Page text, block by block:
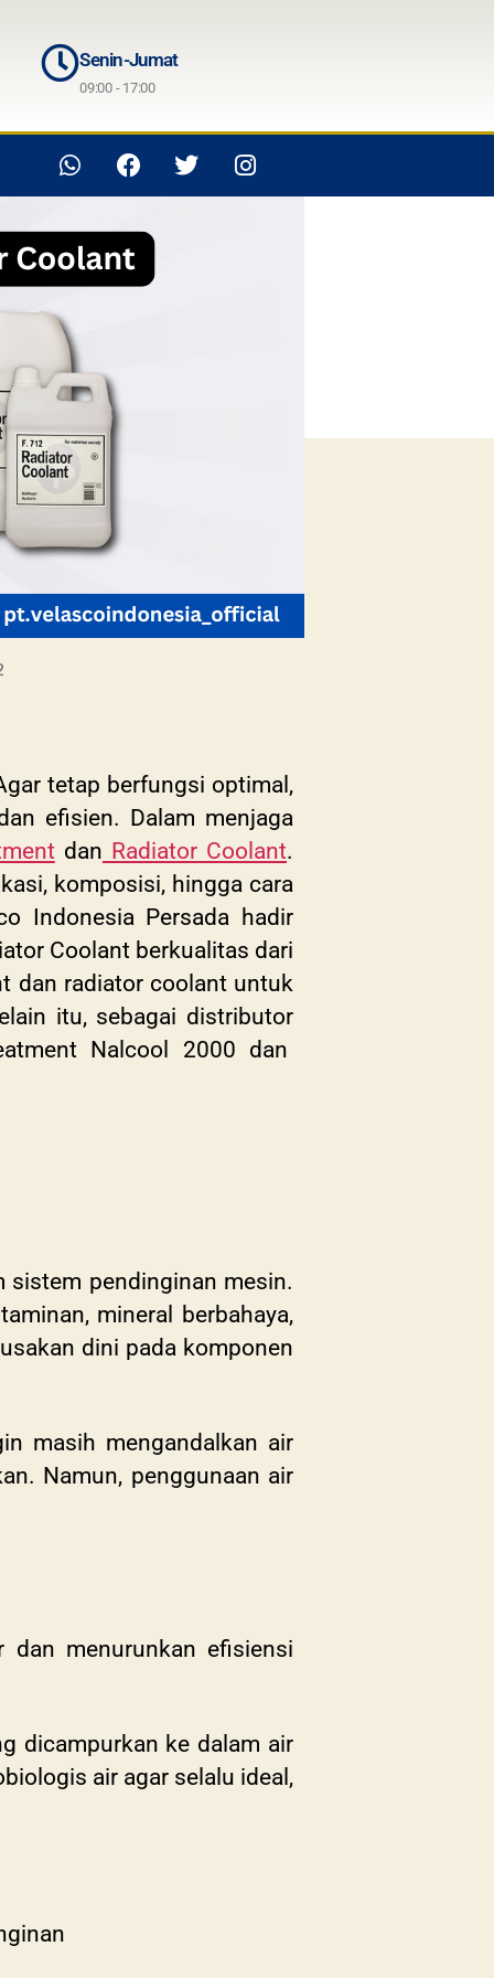
Senin-Jumat
09:00 - 17:00
tetap berfungsi optimal,
efisien. Dalam menjaga
dan Radiator Coolant.
komposisi, hingga cara
Indonesia Persada hadir
Coolant berkualitas dari
dan radiator coolant untuk
itu, sebagai distributor
Nalcool 2000 dan
sistem pendinginan mesin.
mineral berbahaya,
dini pada komponen
masih mengandalkan air
Namun, penggunaan air
dan menurunkan efisiensi
dicampurkan ke dalam air
air agar selalu ideal,